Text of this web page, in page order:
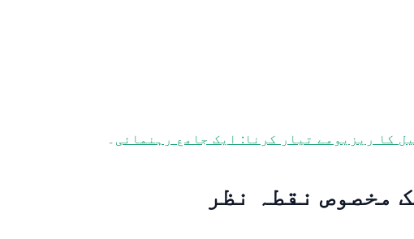
کا ریزیومے تیار کرنا: ایک جامع رہنمائی